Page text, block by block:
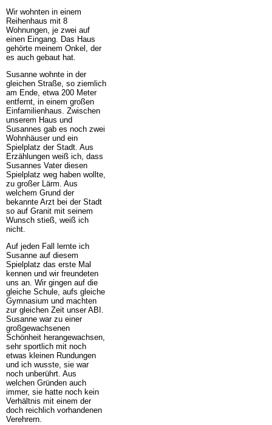
Wir wohnten in einem
Reihenhaus mit 8
Wohnungen, je zwei auf
einen Eingang. Das Haus
gehörte meinem Onkel, der
es auch gebaut hat.
Susanne wohnte in der
gleichen Straße, so ziemlich
am Ende, etwa 200 Meter
entfernt, in einem großen
Einfamilienhaus. Zwischen
unserem Haus und
Susannes gab es noch zwei
Wohnhäuser und ein
Spielplatz der Stadt. Aus
Erzählungen weiß ich, dass
Susannes Vater diesen
Spielplatz weg haben wollte,
zu großer Lärm. Aus
welchem Grund der
bekannte Arzt bei der Stadt
so auf Granit mit seinem
Wunsch stieß, weiß ich
nicht.
Auf jeden Fall lernte ich
Susanne auf diesem
Spielplatz das erste Mal
kennen und wir freundeten
uns an. Wir gingen auf die
gleiche Schule, aufs gleiche
Gymnasium und machten
zur gleichen Zeit unser ABI.
Susanne war zu einer
großgewachsenen
Schönheit herangewachsen,
sehr sportlich mit noch
etwas kleinen Rundungen
und ich wusste, sie war
noch unberührt. Aus
welchen Gründen auch
immer, sie hatte noch kein
Verhältnis mit einem der
doch reichlich vorhandenen
Verehrern.